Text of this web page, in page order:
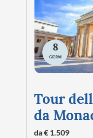
8
GIORNI
Tour
da
da € 1.509